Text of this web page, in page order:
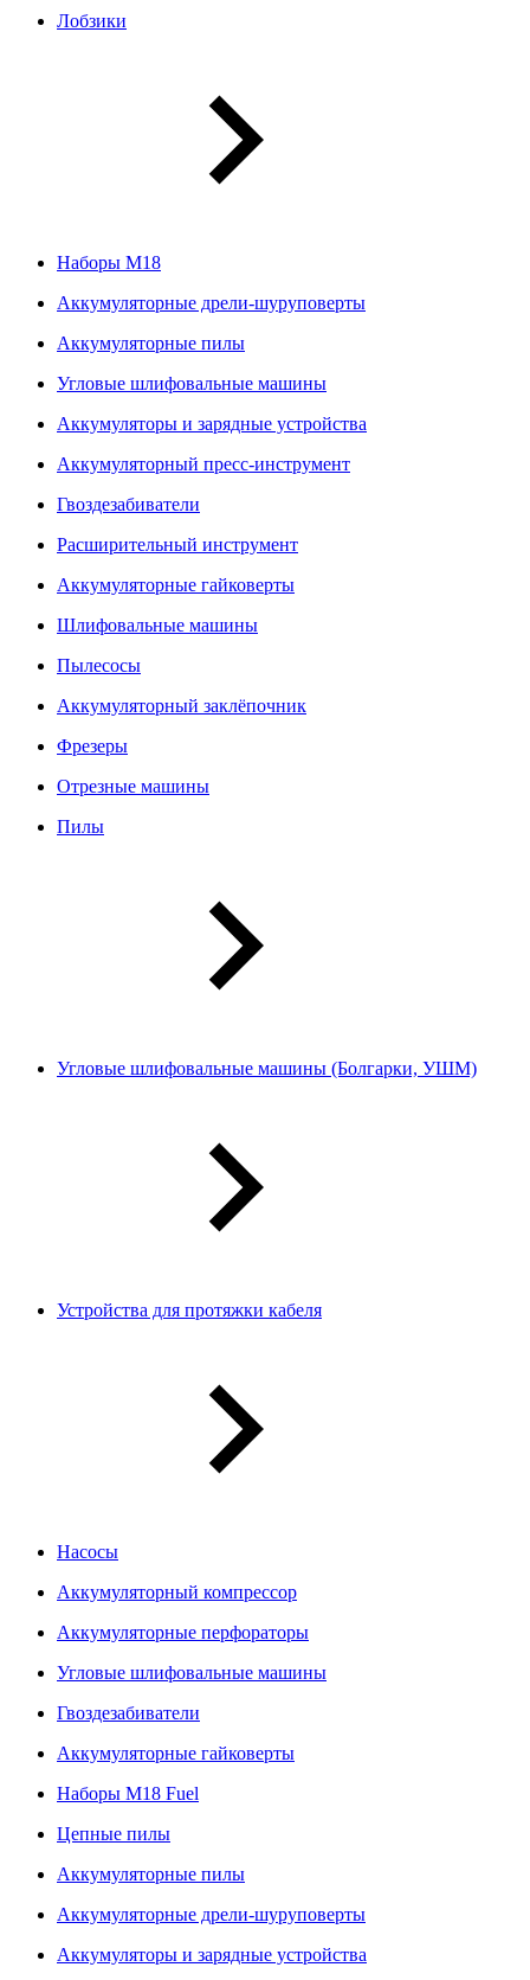
Лобзики
Наборы М18
Аккумуляторные дрели-шуруповерты
Аккумуляторные пилы
Угловые шлифовальные машины
Аккумуляторы и зарядные устройства
Аккумуляторный пресс-инструмент
Гвоздезабиватели
Расширительный инструмент
Аккумуляторные гайковерты
Шлифовальные машины
Пылесосы
Аккумуляторный заклёпочник
Фрезеры
Отрезные машины
Пилы
Угловые шлифовальные машины (Болгарки, УШМ)
Устройства для протяжки кабеля
Насосы
Аккумуляторный компрессор
Аккумуляторные перфораторы
Угловые шлифовальные машины
Гвоздезабиватели
Аккумуляторные гайковерты
Наборы M18 Fuel
Цепные пилы
Аккумуляторные пилы
Аккумуляторные дрели-шуруповерты
Аккумуляторы и зарядные устройства